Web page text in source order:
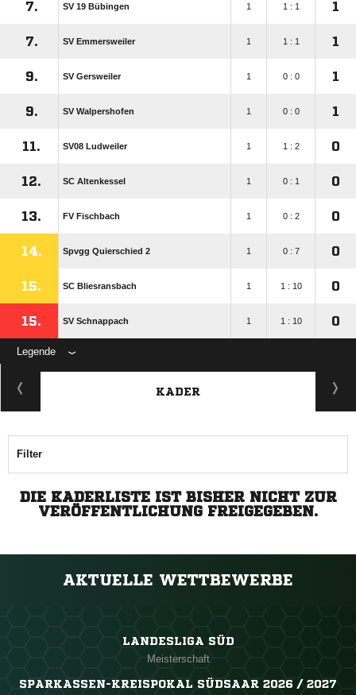
7. SV 19 Bübingen 1 1 : 1 1
7. SV Emmersweiler 1 1 : 1 1
9. SV Gersweiler 1 0 : 0 1
9. SV Walpershofen 1 0 : 0 1
11. SV08 Ludweiler 1 1 : 2 0
12. SC Altenkessel 1 0 : 1 0
13. FV Fischbach 1 0 : 2 0
14. Spvgg Quierschied 2 1 0 : 7 0
15. SC Bliesransbach 1 1 : 10 0
15. SV Schnappach 1 1 : 10 0
Legende
KADER
Filter
DIE KADERLISTE IST BISHER NICHT ZUR
VERÖFFENTLICHUNG FREIGEGEBEN.
AKTUELLE WETTBEWERBE
LANDESLIGA SÜD
Meisterschaft
SPARKASSEN-KREISPOKAL SÜDSAAR 2026 / 2027